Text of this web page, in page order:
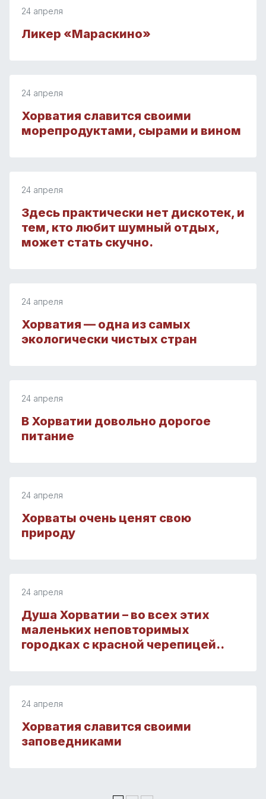
24 апреля
Ликер «Мараскино»
24 апреля
Хорватия славится своими
морепродуктами, сырами и вином
24 апреля
Здесь практически нет дискотек, и
тем, кто любит шумный отдых,
может стать скучно.
24 апреля
Хорватия — одна из самых
экологически чистых стран
24 апреля
В Хорватии довольно дорогое
питание
24 апреля
Хорваты очень ценят свою
природу
24 апреля
Душа Хорватии – во всех этих
маленьких неповторимых
городках с красной черепицей..
24 апреля
Хорватия славится своими
заповедниками